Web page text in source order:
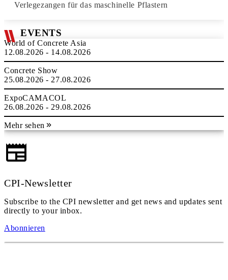
Verlegezangen für das maschinelle Pflastern
EVENTS
World of Concrete Asia
12.08.2026 - 14.08.2026
Concrete Show
25.08.2026 - 27.08.2026
ExpoCAMACOL
26.08.2026 - 29.08.2026
Mehr sehen
CPI-Newsletter
Subscribe to the CPI newsletter and get news and updates sent
directly to your inbox.
Abonnieren